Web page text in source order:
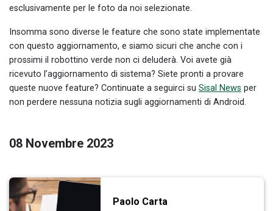
esclusivamente per le foto da noi selezionate.
Insomma sono diverse le feature che sono state implementate
con questo aggiornamento, e siamo sicuri che anche con i
prossimi il robottino verde non ci deluderà. Voi avete già
ricevuto l’aggiornamento di sistema? Siete pronti a provare
queste nuove feature? Continuate a seguirci su Sisal News per
non perdere nessuna notizia sugli aggiornamenti di Android.
08 Novembre 2023
Paolo Carta